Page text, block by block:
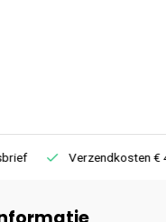
Verzendkosten € 4,95